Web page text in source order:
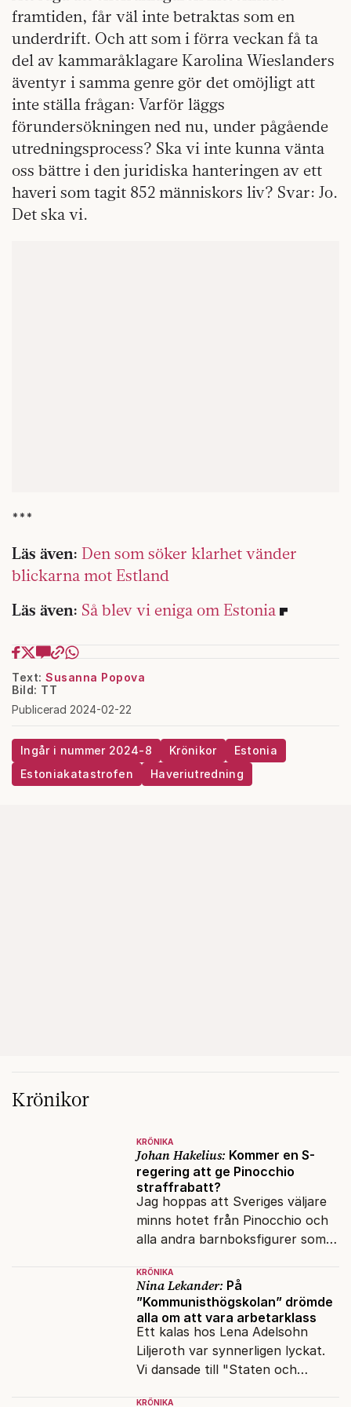
framtiden, får väl inte betraktas som en
underdrift. Och att som i förra veckan få ta
del av kammaråklagare Karolina Wieslanders
äventyr i samma genre gör det omöjligt att
inte ställa frågan: Varför läggs
förundersökningen ned nu, under pågående
utredningsprocess? Ska vi inte kunna vänta
oss bättre i den juridiska hanteringen av ett
haveri som tagit 852 människors liv? Svar: Jo.
Det ska vi.
***
Läs även: Den som söker klarhet vänder
blickarna mot Estland
Läs även: Så blev vi eniga om Estonia
Text: Susanna Popova
Bild: TT
Publicerad 2024-02-22
Ingår i nummer 2024-8 Krönikor
Estonia
Estoniakatastrofen
Haveriutredning
Krönikor
KRÖNIKA
Johan Hakelius: Kommer en S-
regering att ge Pinocchio
straffrabatt?
Jag hoppas att Sveriges väljare
minns hotet från Pinocchio och
alla andra barnboksfigurer som
upphovsrätt.
KRÖNIKA
Nina Lekander: På
”Kommunisthögskolan” drömde
alla om att vara arbetarklass
Ett kalas hos Lena Adelsohn
Liljeroth var synnerligen lyckat.
Vi dansade till "Staten och
KRÖNIKA